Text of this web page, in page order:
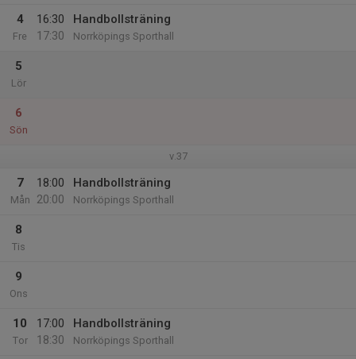
4
Fre
16:30
17:30
Handbollsträning
Norrköpings Sporthall
5
Lör
6
Sön
v.37
7
Mån
18:00
20:00
Handbollsträning
Norrköpings Sporthall
8
Tis
9
Ons
10
Tor
17:00
18:30
Handbollsträning
Norrköpings Sporthall